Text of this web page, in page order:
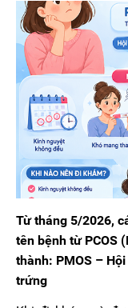
Từ tháng 5/2026,
tên bệnh từ PCOS
thành: PMOS –
trứng